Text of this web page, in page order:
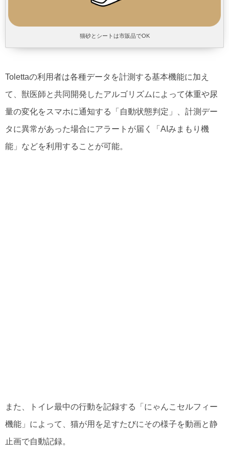
猫砂とシートは市販品でOK
Tolettaの利用者は各種データを計測する基本機能に加え
て、獣医師と共同開発したアルゴリズムによって体重や尿
量の変化をスマホに通知する「自動状態判定」、計測デー
タに異常があった場合にアラートが届く「AIみまもり機
能」などを利用することが可能。
また、トイレ最中の行動を記録する「にゃんこセルフィー
機能」によって、猫が用を足すたびにその様子を動画と静
止画で自動記録。